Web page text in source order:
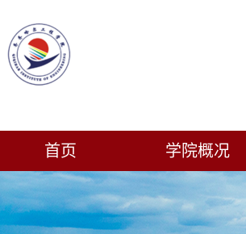
首页 学院概况